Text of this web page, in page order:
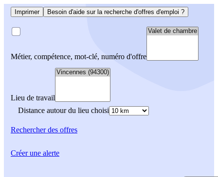
Imprimer Besoin d'aide sur la recherche d'offres d'emploi ?
Métier, compétence, mot-clé, numéro d'offre
Lieu de travail
Distance autour du lieu choisi
Rechercherdes offres
Créer une alerte